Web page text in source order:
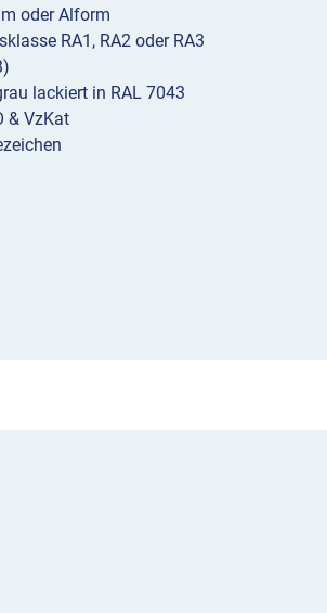
oder Alform
RA1, RA2 oder RA3
lackiert in RAL 7043
& VzKat